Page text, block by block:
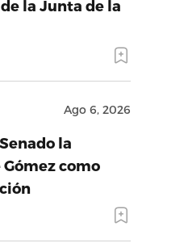
la Junta de la
Ago 6, 2026
la
como